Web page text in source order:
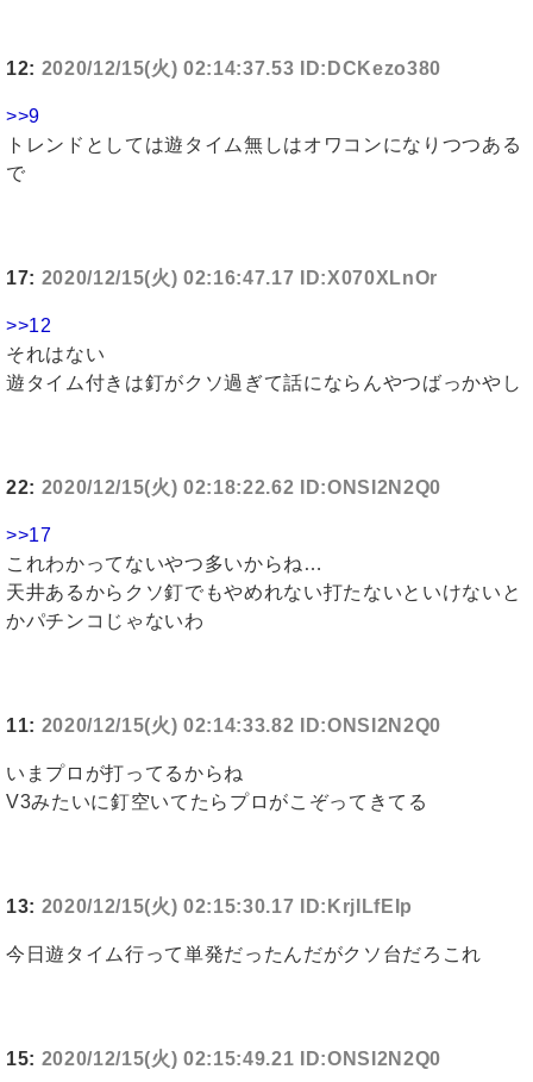
12: 2020/12/15(火) 02:14:37.53 ID:DCKezo380
>>9
トレンドとしては遊タイム無しはオワコンになりつつある
で
17: 2020/12/15(火) 02:16:47.17 ID:X070XLnOr
>>12
それはない
遊タイム付きは釘がクソ過ぎて話にならんやつばっかやし
22: 2020/12/15(火) 02:18:22.62 ID:ONSI2N2Q0
>>17
これわかってないやつ多いからね…
天井あるからクソ釘でもやめれない打たないといけないと
かパチンコじゃないわ
11: 2020/12/15(火) 02:14:33.82 ID:ONSI2N2Q0
いまプロが打ってるからね
V3みたいに釘空いてたらプロがこぞってきてる
13: 2020/12/15(火) 02:15:30.17 ID:KrjILfEIp
今日遊タイム行って単発だったんだがクソ台だろこれ
15: 2020/12/15(火) 02:15:49.21 ID:ONSI2N2Q0